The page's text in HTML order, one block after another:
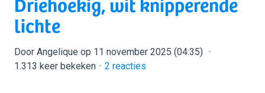
lichte
Door Angelique op 11 november 2025 (04:35)
1.313 keer bekeken
2 reacties